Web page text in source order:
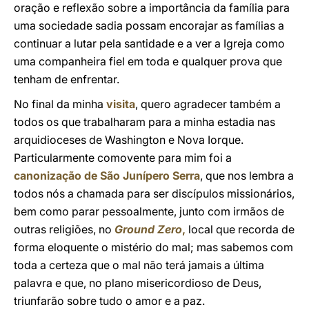
oração e reflexão sobre a importância da família para
uma sociedade sadia possam encorajar as famílias a
continuar a lutar pela santidade e a ver a Igreja como
uma companheira fiel em toda e qualquer prova que
tenham de enfrentar.
No final da minha visita, quero agradecer também a
todos os que trabalharam para a minha estadia nas
arquidioceses de Washington e Nova Iorque.
Particularmente comovente para mim foi a
canonização de São Junípero Serra, que nos lembra a
todos nós a chamada para ser discípulos missionários,
bem como parar pessoalmente, junto com irmãos de
outras religiões, no Ground Zero, local que recorda de
forma eloquente o mistério do mal; mas sabemos com
toda a certeza que o mal não terá jamais a última
palavra e que, no plano misericordioso de Deus,
triunfarão sobre tudo o amor e a paz.